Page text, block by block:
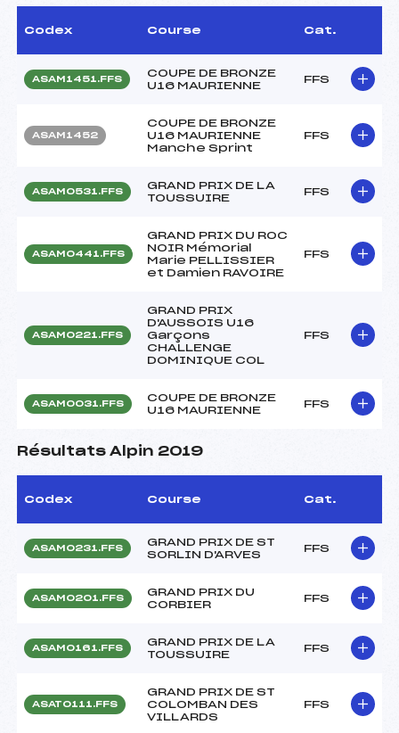
Codex Course Cat.
ASAM1451.FFS
COUPE DE BRONZE
U16 MAURIENNE
FFS
ASAM1452
COUPE DE BRONZE
U16 MAURIENNE
Manche Sprint
FFS
ASAM0531.FFS
GRAND PRIX DE LA
TOUSSUIRE
FFS
ASAM0441.FFS
GRAND PRIX DU ROC
NOIR Mémorial
Marie PELLISSIER
et Damien RAVOIRE
FFS
ASAM0221.FFS
GRAND PRIX
D'AUSSOIS U16
Garçons
CHALLENGE
DOMINIQUE COL
FFS
ASAM0031.FFS
COUPE DE BRONZE
U16 MAURIENNE
FFS
Résultats Alpin 2019
Codex Course Cat.
ASAM0231.FFS
GRAND PRIX DE ST
SORLIN D'ARVES
FFS
ASAM0201.FFS
GRAND PRIX DU
CORBIER
FFS
ASAM0161.FFS
GRAND PRIX DE LA
TOUSSUIRE
FFS
ASAT0111.FFS
GRAND PRIX DE ST
COLOMBAN DES
VILLARDS
FFS